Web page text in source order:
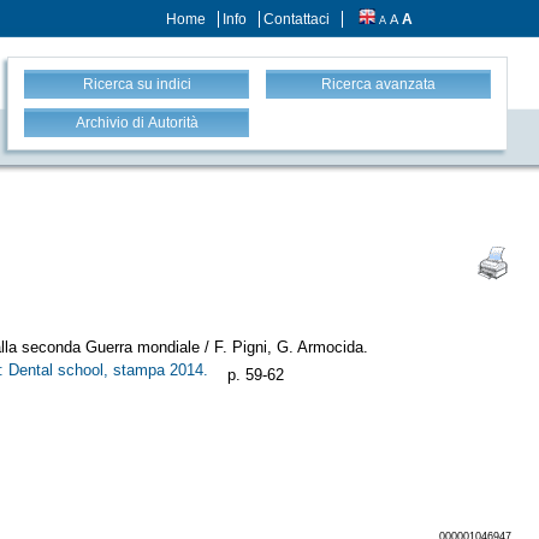
Home Info Contattaci A A A
Ricerca su indici Ricerca avanzata
Archivio di Autorità